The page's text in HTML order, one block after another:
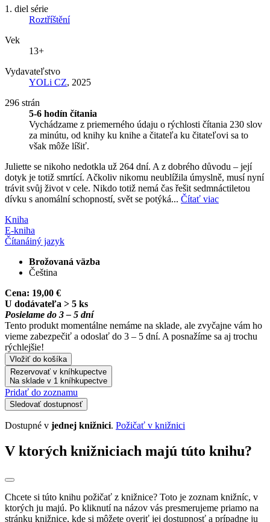
1. diel série
Roztříštění
Vek
13+
Vydavateľstvo
YOLi CZ, 2025
296 strán
5-6 hodín čítania
Vychádzame z priemerného údaju o rýchlosti čítania 230 slov
za minútu, od knihy ku knihe a čitateľa ku čitateľovi sa to
však môže líšiť.
Juliette se nikoho nedotkla už 264 dní. A z dobrého důvodu – její
dotyk je totiž smrtící. Ačkoliv nikomu neublížila úmyslně, musí nyní
trávit svůj život v cele. Nikdo totiž nemá čas řešit sedmnáctiletou
dívku s anomální schopností, svět se potýká... Čítať viac
Kniha
E-kniha
Čítanáiný jazyk
Brožovaná väzba
Čeština
Cena: 19,00 €
U dodávateľa > 5 ks
Posielame do 3 – 5 dní
Tento produkt momentálne nemáme na sklade, ale zvyčajne vám ho
vieme zabezpečiť a odoslať do 3 – 5 dní. A posnažíme sa aj trochu
rýchlejšie!
Vložiť do košíka
Rezervovať v kníhkupectve
Na sklade v 1 kníhkupectve
Pridať do zoznamu
Sledovať dostupnosť
Dostupné v jednej knižnici. Požičať v knižnici
V ktorých knižniciach majú túto knihu?
Chcete si túto knihu požičať z knižnice? Toto je zoznam knižníc, v
ktorých ju majú. Po kliknutí na názov vás presmerujeme priamo na
stránku knižnice, kde si môžete overiť jej dostupnosť a prípadne ju